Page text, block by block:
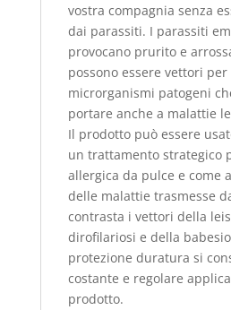
vostra compagnia senza
dai parassiti. I parassiti
provocano prurito e
possono essere vettori
microrganismi patogeni
portare anche a malattie
Il prodotto può essere
un trattamento strategico
allergica da pulce e come
delle malattie trasmesse
contrasta i vettori della
dirofilariosi e della
protezione duratura si
costante e regolare
prodotto.